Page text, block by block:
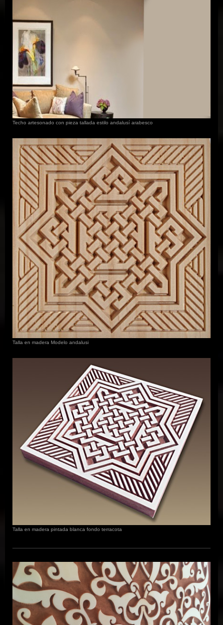
Techo artesonado con pieza tallada estilo andalusí arabesco
Talla en madera Modelo andalusi
Talla en madera pintada blanca fondo terracota